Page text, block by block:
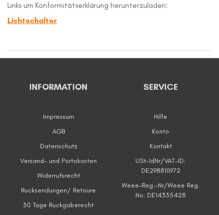
Links um Konformitätserklärung herunterzuladen:
Lichtschalter
INFORMATION
Impressum
AGB
Datenschutz
Versand- und Portokosten
Widerrufsrecht
Rucksendungen/ Retoure
30 Tage Ruckgaberecht
SERVICE
Hilfe
Konto
Kontakt
USt-IdNr/VAT-ID:
DE298810972
Weee-Reg.-Nr/Weee Reg.
No: DE14335428